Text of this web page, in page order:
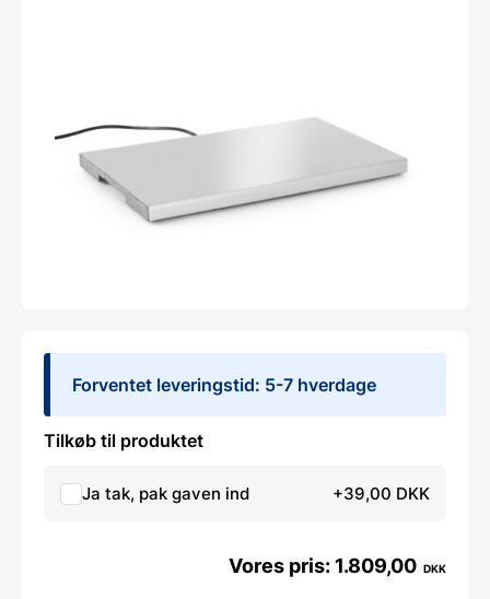
Forventet leveringstid: 5-7 hverdage
Tilkøb til produktet
Ja tak, pak gaven ind +39,00 DKK
1.809,00 DKK